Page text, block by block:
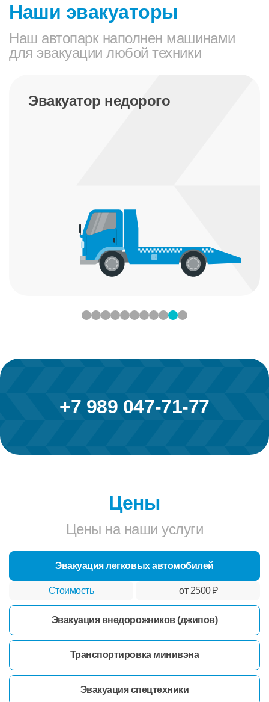
Наши эвакуаторы
Наш автопарк наполнен машинами
для эвакуации любой техники
Эвакуатор недорого
+7 989 047-71-77
Цены
Цены на наши услуги
Эвакуация легковых автомобилей
от 2500 ₽
Эвакуация внедорожников (джипов)
Транспортировка минивэна
Эвакуация спецтехники